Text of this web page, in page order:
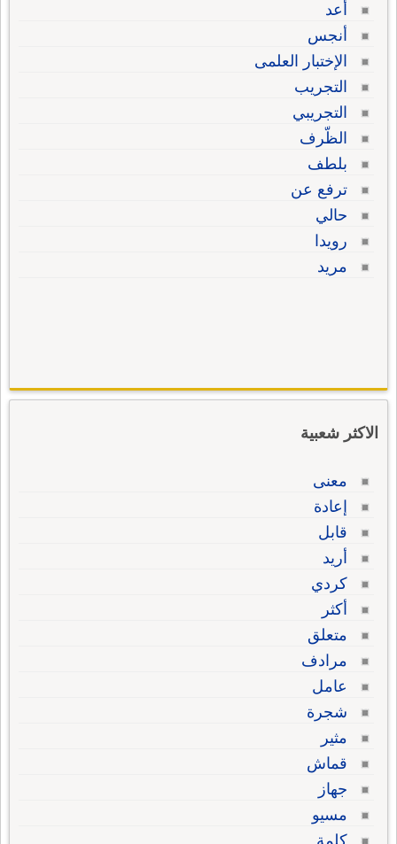
أعد
أنجس
الإختبار العلمى
التجريب
التجريبي
الظّرف
بلطف
ترفع عن
حالي
رويدا
مريد
الاكثر شعبية
معنى
إعادة
قابل
أريد
كردي
أكثر
متعلق
مرادف
عامل
شجرة
مثير
قماش
جهاز
مسيو